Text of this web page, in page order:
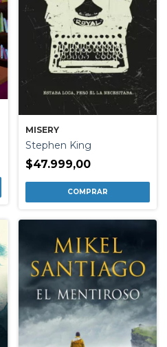
MISERY
Stephen King
$47.999,00